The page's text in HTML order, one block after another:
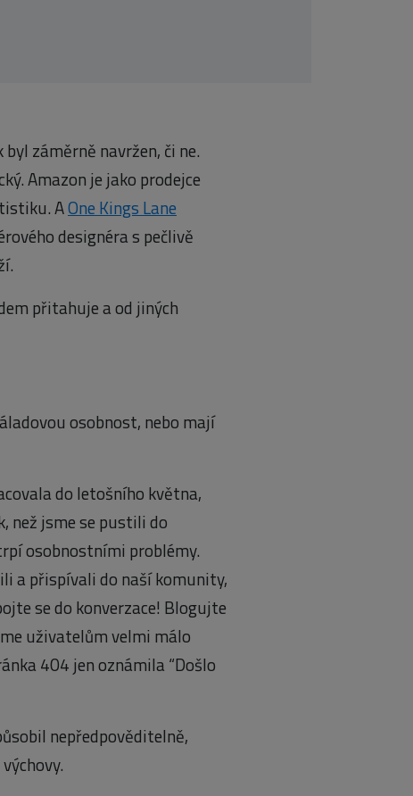
záměrně navržen, či ne.
Amazon je jako prodejce
AOne Kings Lane
designéra s pečlivě
přitahuje a od jiných
osobnost, nebo mají
do letošního května,
než jsme se pustili do
osobnostními problémy.
a přispívali do naší komunity,
se do konverzace! Blogujte
uživatelům velmi málo
404 jen oznámila “Došlo
nepředpověditelně,